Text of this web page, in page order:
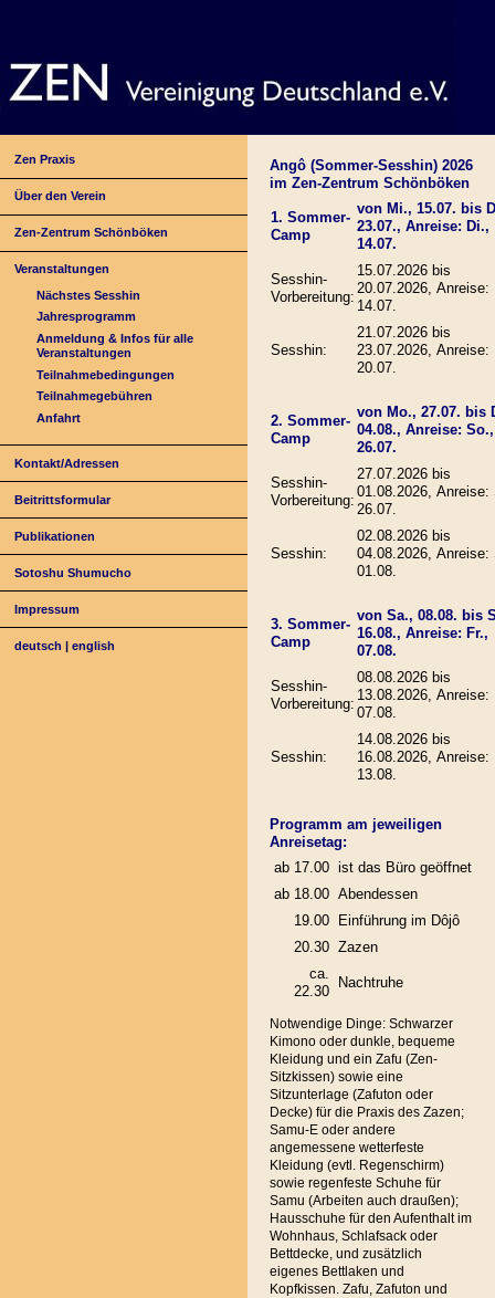
Zen Praxis
Über den Verein
Zen-Zentrum Schönböken
Veranstaltungen
Nächstes Sesshin
Jahresprogramm
Anmeldung & Infos für alle
Veranstaltungen
Teilnahmebedingungen
Teilnahmegebühren
Anfahrt
Kontakt/Adressen
Beitrittsformular
Publikationen
Sotoshu Shumucho
Impressum
deutsch |english
Angô (Sommer-Sesshin) 2026
im Zen-Zentrum Schönböken
1. Sommer-
Camp
von Mi., 15.07. bis
23.07., Anreise: Di.,
14.07.
Sesshin-
Vorbereitung:
15.07.2026 bis
20.07.2026, Anreise:
14.07.
Sesshin:
21.07.2026 bis
23.07.2026, Anreise:
20.07.
2. Sommer-
Camp
von Mo., 27.07. bis
04.08., Anreise: So.,
26.07.
Sesshin-
Vorbereitung:
27.07.2026 bis
01.08.2026, Anreise:
26.07.
Sesshin:
02.08.2026 bis
04.08.2026, Anreise:
01.08.
3. Sommer-
Camp
von Sa., 08.08. bis
16.08., Anreise: Fr.,
07.08.
Sesshin-
Vorbereitung:
08.08.2026 bis
13.08.2026, Anreise:
07.08.
Sesshin:
14.08.2026 bis
16.08.2026, Anreise:
13.08.
Programm am jeweiligen
Anreisetag:
ab 17.00 ist das Büro geöffnet
ab 18.00 Abendessen
19.00
Einführung im Dôjô
20.30 Zazen
ca.
22.30
Nachtruhe
Notwendige Dinge: Schwarzer
Kimono oder dunkle, bequeme
Kleidung und ein Zafu (Zen-
Sitzkissen) sowie eine
Sitzunterlage (Zafuton oder
Decke) für die Praxis des Zazen;
Samu-E oder andere
angemessene wetterfeste
Kleidung (evtl. Regenschirm)
sowie regenfeste Schuhe für
Samu (Arbeiten auch draußen);
Hausschuhe für den Aufenthalt im
Wohnhaus, Schlafsack oder
Bettdecke, und zusätzlich
eigenes Bettlaken und
Kopfkissen. Zafu, Zafuton und